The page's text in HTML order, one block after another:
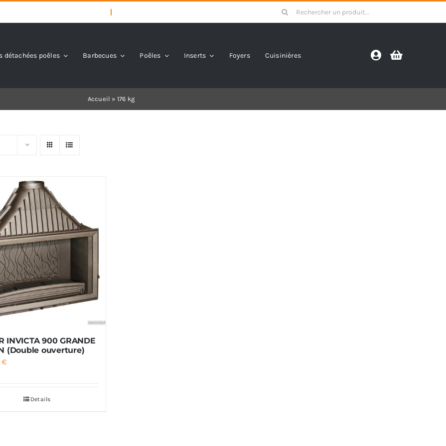
Search
for:
détachées poêles Barbecues Poêles Inserts Foyers Cuisinières
Accueil » 176 kg
INVICTA 900 GRANDE
(Double ouverture)
€
Details